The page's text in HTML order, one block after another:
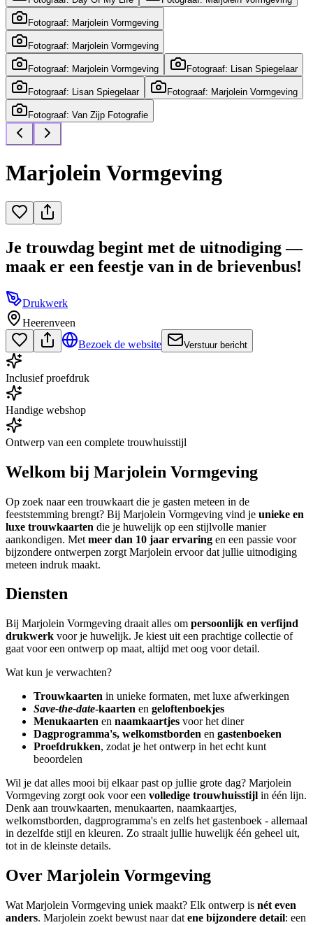
Fotograaf: Marjolein Vormgeving
Fotograaf: Marjolein Vormgeving
Fotograaf: Marjolein Vormgeving Fotograaf: Lisan Spiegelaar
Fotograaf: Lisan Spiegelaar Fotograaf: Marjolein Vormgeving
Fotograaf: Van Zijp Fotografie
Marjolein Vormgeving
Je trouwdag begint met de uitnodiging —
maak er een feestje van in de brievenbus!
Drukwerk
Heerenveen
Bezoek de website
Verstuur bericht
Inclusief proefdruk
Handige webshop
Ontwerp van een complete trouwhuisstijl
Welkom bij Marjolein Vormgeving
Op zoek naar een trouwkaart die je gasten meteen in de
feeststemming brengt? Bij Marjolein Vormgeving vind je unieke en
luxe trouwkaarten die je huwelijk op een stijlvolle manier
aankondigen. Met meer dan 10 jaar ervaring en een passie voor
bijzondere ontwerpen zorgt Marjolein ervoor dat jullie uitnodiging
meteen indruk maakt.
Diensten
Bij Marjolein Vormgeving draait alles om persoonlijk en verfijnd
drukwerk voor je huwelijk. Je kiest uit een prachtige collectie of
gaat voor een ontwerp op maat, altijd met oog voor detail.
Wat kun je verwachten?
Trouwkaarten in unieke formaten, met luxe afwerkingen
Save-the-date-kaarten en geloftenboekjes
Menukaarten en naamkaartjes voor het diner
Dagprogramma's, welkomstborden en gastenboeken
Proefdrukken, zodat je het ontwerp in het echt kunt
beoordelen
Wil je dat alles mooi bij elkaar past op jullie grote dag? Marjolein
Vormgeving zorgt ook voor een volledige trouwhuisstijl in één lijn.
Denk aan trouwkaarten, menukaarten, naamkaartjes,
welkomstborden, dagprogramma's en zelfs het gastenboek - allemaal
in dezelfde stijl en kleuren. Zo straalt jullie huwelijk één geheel uit,
tot in de kleinste details.
Over Marjolein Vormgeving
Wat Marjolein Vormgeving uniek maakt? Elk ontwerp is nét even
anders. Marjolein zoekt bewust naar dat ene bijzondere detail: een